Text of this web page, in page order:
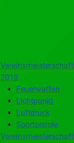
Vereinsmeisterschaft
2018
Feuerwaffen
Lichtpunkt
Luftdruck
Sportpistole
Vereinsmeisterschaft